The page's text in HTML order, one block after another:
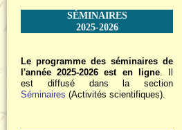
SÉMINAIRES
2025-2026
Le programme des séminaires de
l'année 2025-2026 est en ligne. Il
est diffusé dans la section
Séminaires (Activités scientifiques).